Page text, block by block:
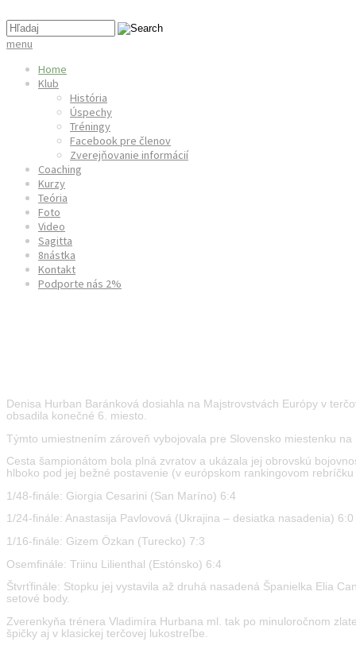
menu
Home
Klub
História
Úspechy
Tréningy
Facebook pre členov
Zverejňovanie informácií
Coaching
Kurzy
Teória
Foto
Video
Sagitta
8nástka
Kontakt
Podporte nás 2%
Denisa Hurban Baránková dosiahla na Majstrovstvách Európy v
obsadila konečné 6. miesto.
Týmto umiestnením zároveň vybojovala pre Slovensko miestenku
Cesta šampionátom bola plná zvratov a ukázala jej obrovskú
hlboko pod jej bežné postavenie (v európskom rankingovom
1/48-finále: Giorgia Cesarini (San Maríno) 6:4
1/24-finále: Anastasija Pavlovová (Ukrajina – desiatka nasadenia) 6:0
1/16-finále: Gizem Özkan (Turecko) 7:3
Osemfinále: Triinu Lilienthal (Estónsko) 6:4
Štvrťfinále: Stopku jej vystavila až druhá nasadená Španielka Elia
setové body.
Zverenkyňa trénera Vladimíra Hurbana ml. tak po minuloročnom
špičky aj v klasickej terčovej lukostreľbe.